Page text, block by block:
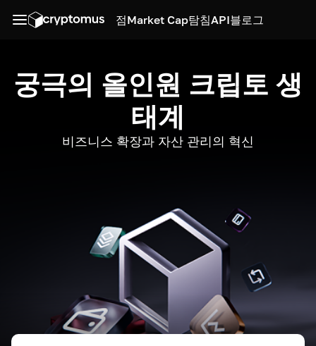
점Market Cap탐침API블로그
궁극의 올인원 크립토 생
태계
비즈니스 확장과 자산 관리의 혁신